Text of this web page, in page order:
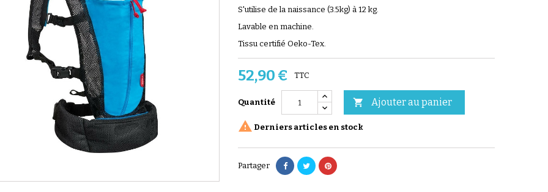
S'utilise de la naissance (3.5kg) à 12 kg.
Lavable en machine.
Tissu certifié Oeko-Tex.
52,90 € TTC
Quantité  Ajouter au panier
 Derniers articles en stock
Partager